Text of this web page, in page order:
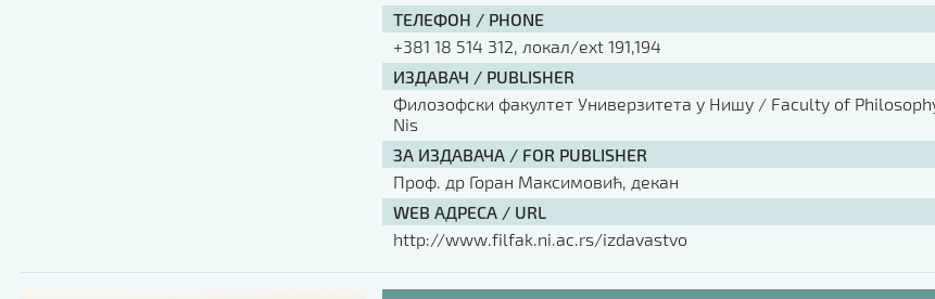
ТЕЛЕФОН / PHONE
+381 18 514 312, локал/ext 191,194
ИЗДАВАЧ / PUBLISHER
Филозофски факултет Универзитета у Нишу / Faculty of
Nis
ЗА ИЗДАВАЧА / FOR PUBLISHER
Проф. др Горан Максимовић, декан
WEB АДРЕСА / URL
http://www.filfak.ni.ac.rs/izdavastvo